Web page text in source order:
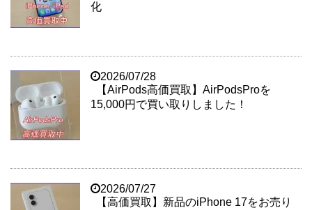
化
2026/07/28
【AirPods高価買取】AirPodsProを
15,000円で買い取りしました！
2026/07/27
【高価買取】新品のiPhone 17をお売り